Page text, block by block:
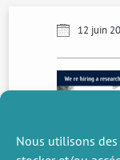
Nous utilisons
12 juin